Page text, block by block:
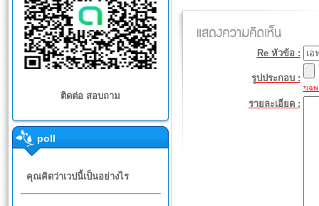
ติดต่อ สอบถาม
poll
คุณคิดว่าเวปนี้เป็นอย่างไร
Re หัวข้อ :
รูปประกอบ :
*เฉ
รายละเอียด :